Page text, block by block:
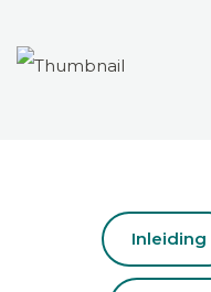
Inleiding